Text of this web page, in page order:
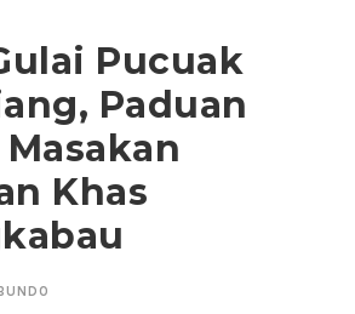
Pucuak
Paduan
Khas